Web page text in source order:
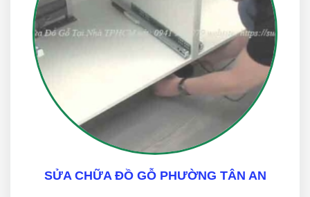
SỬA CHỮA ĐỒ GỖ PHƯỜNG TÂN AN